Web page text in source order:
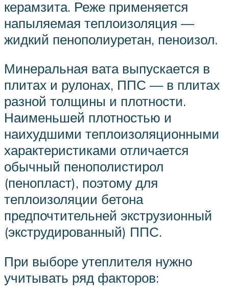
керамзита. Реже применяется
напыляемая теплоизоляция —
жидкий пенополиуретан, пеноизол.
Минеральная вата выпускается в
плитах и рулонах, ППС — в плитах
разной толщины и плотности.
Наименьшей плотностью и
наихудшими теплоизоляционными
характеристиками отличается
обычный пенополистирол
(пенопласт), поэтому для
теплоизоляции бетона
предпочтительней экструзионный
(экструдированный) ППС.
При выборе утеплителя нужно
учитывать ряд факторов: